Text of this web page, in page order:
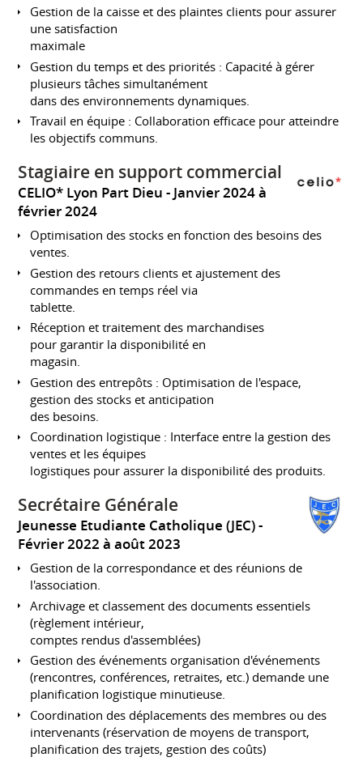
Gestion de la caisse et des plaintes clients pour assurer
une satisfaction
maximale
Gestion du temps et des priorités : Capacité à gérer
plusieurs tâches simultanément
dans des environnements dynamiques.
Travail en équipe : Collaboration efficace pour atteindre
les objectifs communs.
Stagiaire en support commercial
CELIO* Lyon Part Dieu
Janvier 2024 à
février 2024
Optimisation des stocks en fonction des besoins des
ventes.
Gestion des retours clients et ajustement des
commandes en temps réel via
tablette.
Réception et traitement des marchandises
pour garantir la disponibilité en
magasin.
Gestion des entrepôts : Optimisation de l'espace,
gestion des stocks et anticipation
des besoins.
Coordination logistique : Interface entre la gestion des
ventes et les équipes
logistiques pour assurer la disponibilité des produits.
Secrétaire Générale
Jeunesse Etudiante Catholique (JEC)
Février 2022 à août 2023
Gestion de la correspondance et des réunions de
l'association.
Archivage et classement des documents essentiels
(règlement intérieur,
comptes rendus d'assemblées)
Gestion des événements organisation d'événements
(rencontres, conférences, retraites, etc.) demande une
planification logistique minutieuse.
Coordination des déplacements des membres ou des
intervenants (réservation de moyens de transport,
planification des trajets, gestion des coûts)